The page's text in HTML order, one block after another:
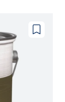
Føj